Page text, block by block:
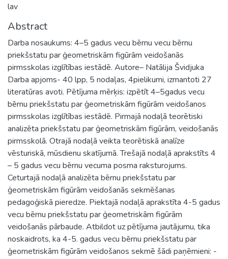
lav
Abstract
Darba nosaukums: 4–5 gadus vecu bērnu vecu bērnu
priekšstatu par ģeometriskām figūrām veidošanās
pirmsskolas izglītības iestādē. Autore– Natālija Švidjuka
Darba apjoms- 40 lpp, 5 nodaļas, 4pielikumi, izmantoti 27
literatūras avoti. Pētījuma mērķis: izpētīt 4–5gadus vecu
bērnu priekšstatu par ģeometriskām figūrām veidošanos
pirmsskolas izglītības iestādē. Pirmajā nodaļā teorētiski
analizēta priekšstatu par ģeometriskām figūrām, veidošanās
pirmsskolā. Otrajā nodaļā veikta teorētiskā analīze
vēsturiskā, mūsdienu skatījumā. Trešajā nodaļā aprakstīts 4
– 5 gadus vecu bērnu vecuma posma raksturojums.
Ceturtajā nodaļā analizēta bērnu priekšstatu par
ģeometriskām figūrām veidošanās sekmēšanas
pedagoģiskā pieredze. Piektajā nodaļā aprakstīta 4-5 gadus
vecu bērnu priekšstatu par ģeometriskām figūrām
veidošanās pārbaude. Atbildot uz pētījuma jautājumu, tika
noskaidrots, ka 4-5. gadus vecu bērnu priekšstatu par
ģeometriskām figūrām veidošanos sekmē šādi paņēmieni: -